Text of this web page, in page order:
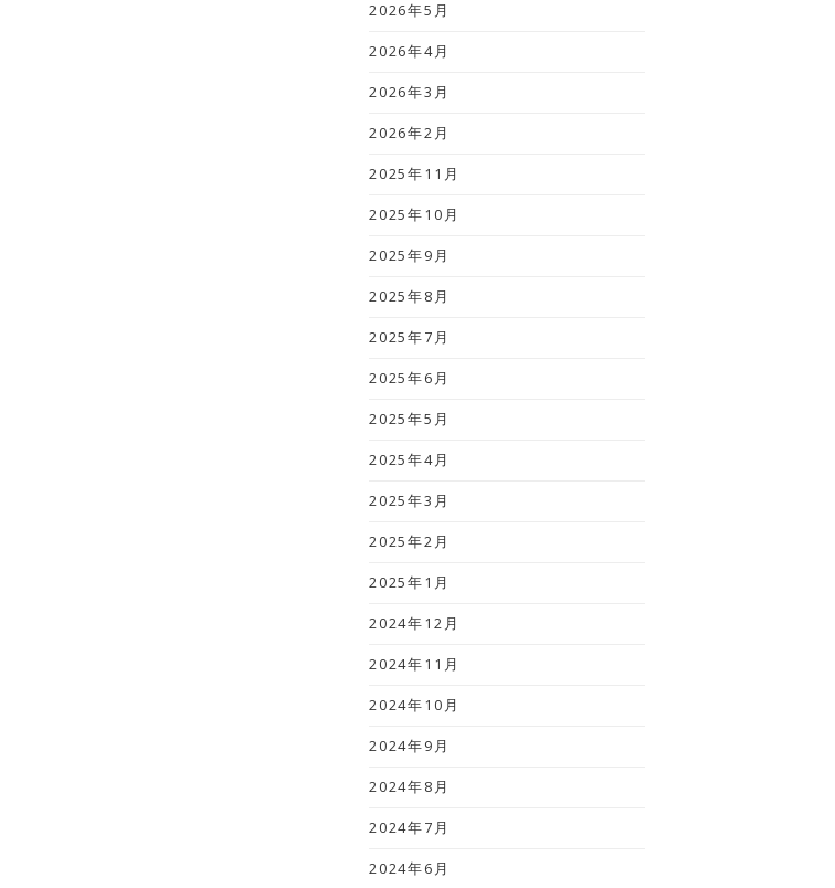
2026年5月
2026年4月
2026年3月
2026年2月
2025年11月
2025年10月
2025年9月
2025年8月
2025年7月
2025年6月
2025年5月
2025年4月
2025年3月
2025年2月
2025年1月
2024年12月
2024年11月
2024年10月
2024年9月
2024年8月
2024年7月
2024年6月